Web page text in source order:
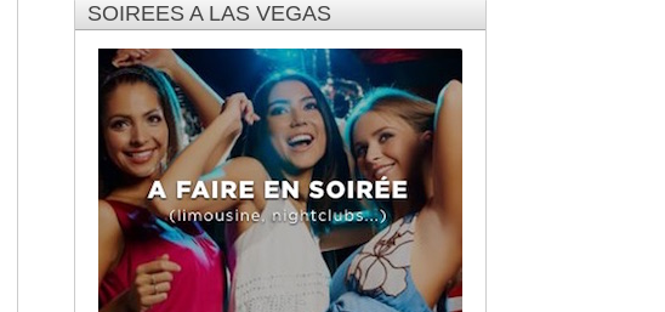
SOIREES A LAS VEGAS